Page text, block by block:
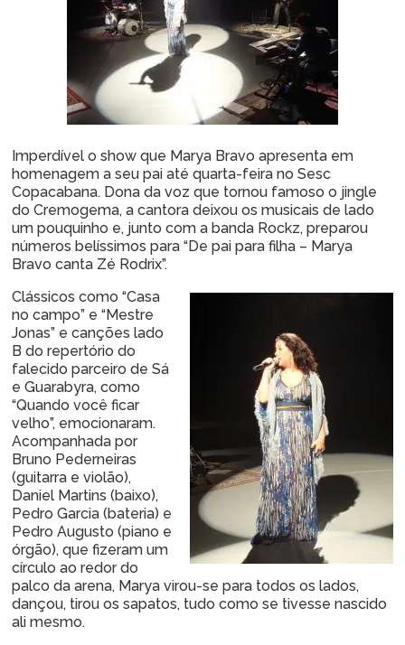
Imperdível o show que Marya Bravo apresenta em
homenagem a seu pai até quarta-feira no Sesc
Copacabana. Dona da voz que tornou famoso o jingle
do Cremogema, a cantora deixou os musicais de lado
um pouquinho e, junto com a banda Rockz, preparou
números belíssimos para “De pai para filha – Marya
Bravo canta Zé Rodrix”.
Clássicos como “Casa
no campo” e “Mestre
Jonas” e canções lado
B do repertório do
falecido parceiro de Sá
e Guarabyra, como
“Quando você ficar
velho”, emocionaram.
Acompanhada por
Bruno Pederneiras
(guitarra e violão),
Daniel Martins (baixo),
Pedro Garcia (bateria) e
Pedro Augusto (piano e
órgão), que fizeram um
círculo ao redor do
palco da arena, Marya virou-se para todos os lados,
dançou, tirou os sapatos, tudo como se tivesse nascido
ali mesmo.